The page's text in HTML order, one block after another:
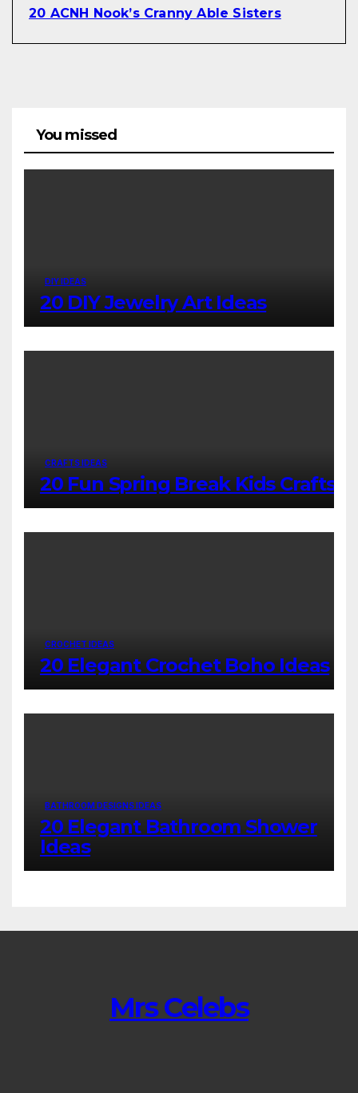
20 ACNH Nook’s Cranny Able Sisters
You missed
DIY IDEAS
20 DIY Jewelry Art Ideas
CRAFTS IDEAS
20 Fun Spring Break Kids Crafts
CROCHET IDEAS
20 Elegant Crochet Boho Ideas
BATHROOM DESIGNS IDEAS
20 Elegant Bathroom Shower
Ideas
Mrs Celebs